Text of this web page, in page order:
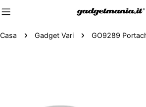
Casa Gadget Vari